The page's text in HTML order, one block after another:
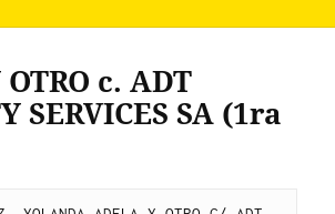
c. ADT
SERVICES SA (1ra